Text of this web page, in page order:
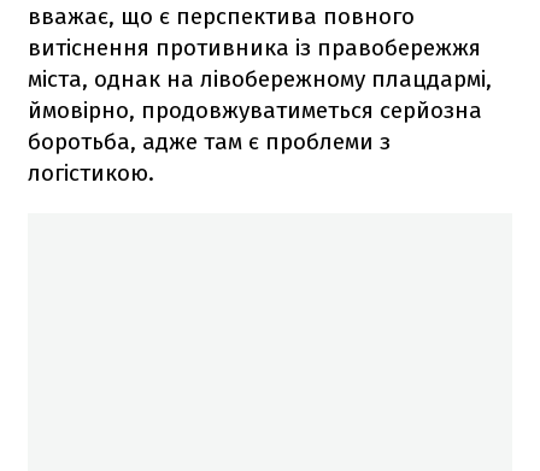
вважає, що є перспектива повного
витіснення противника із правобережжя
міста, однак на лівобережному плацдармі,
ймовірно, продовжуватиметься серйозна
боротьба, адже там є проблеми з
логістикою.